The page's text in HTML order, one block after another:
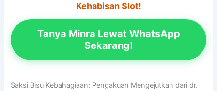
Kehabisan Slot!
Tanya Minra Lewat WhatsApp
Sekarang!
Saksi Bisu Kebahagiaan: Pengakuan Mengejutkan dari dr.